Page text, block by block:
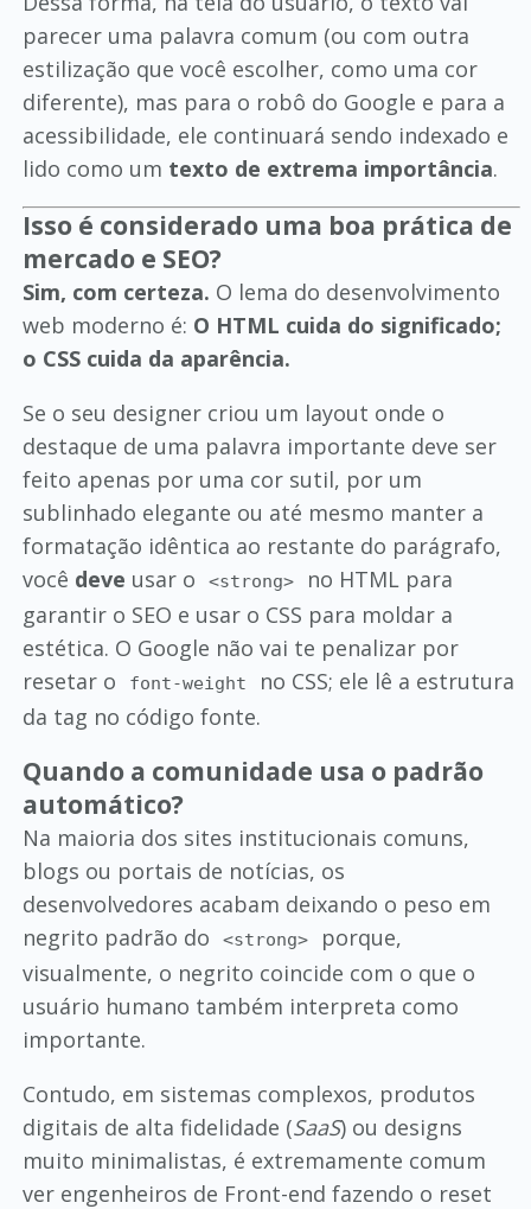
parecer uma palavra comum (ou com outra
estilização que você escolher, como uma cor
diferente), mas para o robô do Google e para a
acessibilidade, ele continuará sendo indexado e
lido como um texto de extrema importância.
Isso é considerado uma boa prática de
mercado e SEO?
Sim, com certeza. O lema do desenvolvimento
web moderno é: O HTML cuida do significado;
o CSS cuida da aparência.
Se o seu designer criou um layout onde o
destaque de uma palavra importante deve ser
feito apenas por uma cor sutil, por um
sublinhado elegante ou até mesmo manter a
formatação idêntica ao restante do parágrafo,
você deve usar o <strong>
no HTML para
garantir o SEO e usar o CSS para moldar a
estética. O Google não vai te penalizar por
resetar o
font-weight
no CSS; ele lê a estrutura
da tag no código fonte.
Quando a comunidade usa o padrão
automático?
Na maioria dos sites institucionais comuns,
blogs ou portais de notícias, os
desenvolvedores acabam deixando o peso em
negrito padrão do
<strong>
porque,
visualmente, o negrito coincide com o que o
usuário humano também interpreta como
importante.
Contudo, em sistemas complexos, produtos
digitais de alta fidelidade (SaaS) ou designs
muito minimalistas, é extremamente comum
ver engenheiros de Front-end fazendo o reset